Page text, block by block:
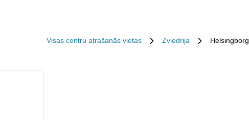
Visas centru atrašanās vietas Zviedrija Helsingborg